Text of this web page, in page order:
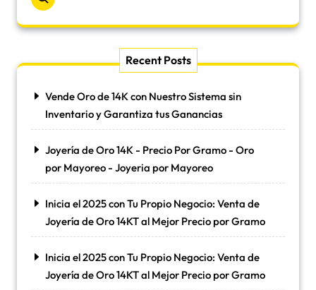
Recent Posts
Vende Oro de 14K con Nuestro Sistema sin
Inventario y Garantiza tus Ganancias
Joyería de Oro 14K - Precio Por Gramo - Oro
por Mayoreo - Joyeria por Mayoreo
Inicia el 2025 con Tu Propio Negocio: Venta de
Joyería de Oro 14KT al Mejor Precio por Gramo
Inicia el 2025 con Tu Propio Negocio: Venta de
Joyería de Oro 14KT al Mejor Precio por Gramo